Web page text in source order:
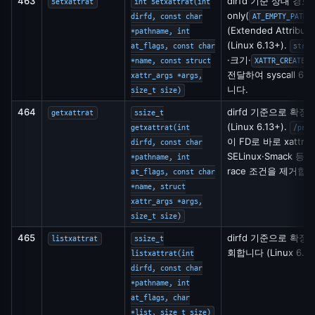
dirfd, const char
*pathname, int
at_flags, const char
*name, const struct
xattr_args *args,
size_t size)
only( AT_EMPTY_PATH
(Extended
(Linux 6.13+).
·크기· XATTR_CREATE/
전달하여 syscall 6-
니다.
464
getxattrat
ssize_t
getxattrat(int
dirfd, const char
*pathname, int
at_flags, const char
*name, struct
xattr_args *args,
size_t size)
dirfd 기준으로 확장
(Linux 6.13+).
/
이 FD로 바로 xattr
SELinux·Smack 등
race 조건을 제거합
465 listxattrat
ssize_t
listxattrat(int
dirfd, const char
*pathname, int
at_flags, char
*list, size_t size)
dirfd 기준으로 확장
회합니다 (Linux